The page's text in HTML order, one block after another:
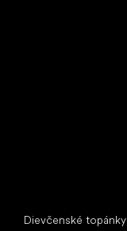
Dievčenské topánky